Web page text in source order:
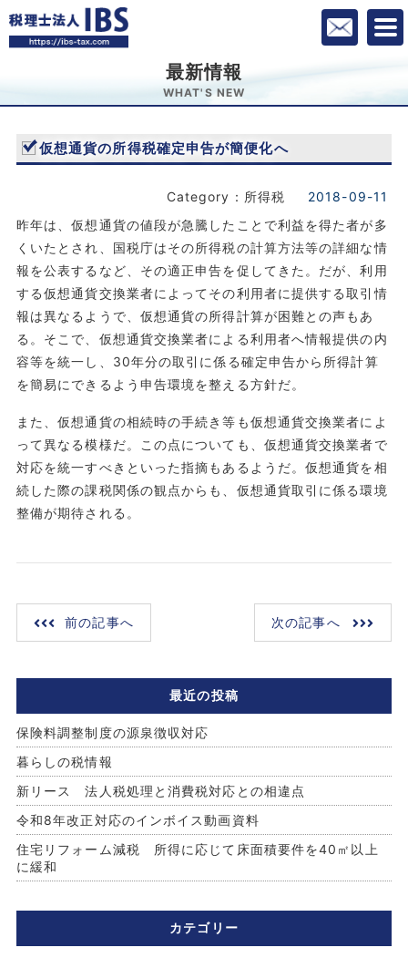
最新情報
WHAT'S NEW
仮想通貨の所得税確定申告が簡便化へ
Category：所得税
2018-09-11
昨年は、仮想通貨の値段が急騰したことで利益を得た者が多
くいたとされ、国税庁はその所得税の計算方法等の詳細な情
報を公表するなど、その適正申告を促してきた。だが、利用
する仮想通貨交換業者によってその利用者に提供する取引情
報は異なるようで、仮想通貨の所得計算が困難との声もあ
る。そこで、仮想通貨交換業者による利用者へ情報提供の内
容等を統一し、30年分の取引に係る確定申告から所得計算
を簡易にできるよう申告環境を整える方針だ。
また、仮想通貨の相続時の手続き等も仮想通貨交換業者によ
って異なる模様だ。この点についても、仮想通貨交換業者で
対応を統一すべきといった指摘もあるようだ。仮想通貨を相
続した際の課税関係の観点からも、仮想通貨取引に係る環境
整備が期待される。
前の記事へ 次の記事へ
最近の投稿
保険料調整制度の源泉徴収対応
暮らしの税情報
新リース 法人税処理と消費税対応との相違点
令和8年改正対応のインボイス動画資料
住宅リフォーム減税 所得に応じて床面積要件を40㎡以上
に緩和
カテゴリー